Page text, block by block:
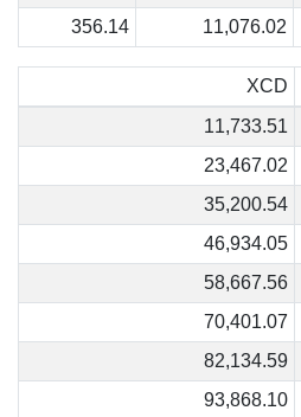
11,076.02
356.14
XCD
11,733.51
23,467.02
35,200.54
46,934.05
58,667.56
70,401.07
82,134.59
93,868.10